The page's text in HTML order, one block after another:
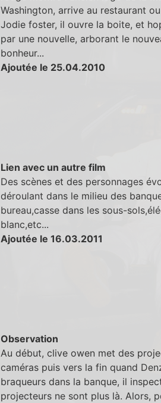
Washington, arrive au restaurant
Jodie foster, il ouvre la boite, et
par une nouvelle, arborant le
bonheur...
Ajoutée le 25.04.2010
Lien avec un autre film
Des scènes et des personnages
déroulant dans le milieu des
bureau,casse dans les sous-
blanc,etc...
Ajoutée le 16.03.2011
Observation
Au début, clive owen met des
caméras puis vers la fin quand
braqueurs dans la banque, il
projecteurs ne sont plus là. Alors,